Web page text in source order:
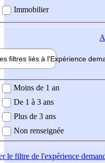
Immobilier
filtres liés à l'Expérience
demandée
Moins de 1 an
De 1 à 3 ans
Plus de 3 ans
Non renseignée
le filtre de l'expérience